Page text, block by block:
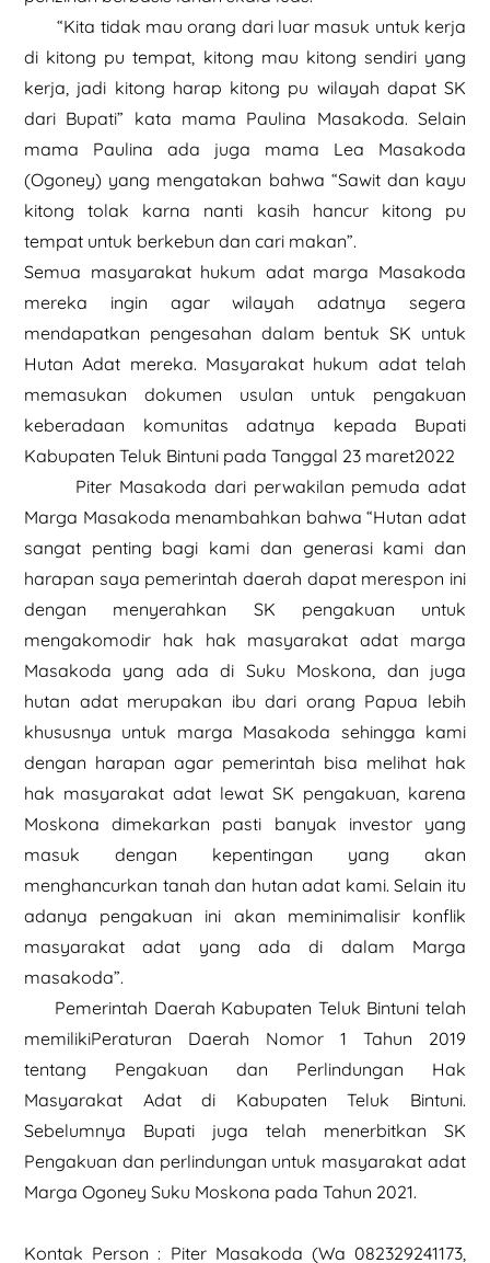
“Kita tidak mau orang dari luar masuk untuk kerja
di kitong pu tempat, kitong mau kitong sendiri yang
kerja, jadi kitong harap kitong pu wilayah dapat SK
dari Bupati” kata mama Paulina Masakoda. Selain
mama Paulina ada juga mama Lea Masakoda
(Ogoney) yang mengatakan bahwa “Sawit dan kayu
kitong tolak karna nanti kasih hancur kitong pu
tempat untuk berkebun dan cari makan”.
Semua masyarakat hukum adat marga Masakoda
mereka ingin agar wilayah adatnya segera
mendapatkan pengesahan dalam bentuk SK untuk
Hutan Adat mereka. Masyarakat hukum adat telah
memasukan dokumen usulan untuk pengakuan
keberadaan komunitas adatnya kepada Bupati
Kabupaten Teluk Bintuni pada Tanggal 23 maret2022
Piter Masakoda dari perwakilan pemuda adat
Marga Masakoda menambahkan bahwa “Hutan adat
sangat penting bagi kami dan generasi kami dan
harapan saya pemerintah daerah dapat merespon ini
dengan menyerahkan SK pengakuan untuk
mengakomodir hak hak masyarakat adat marga
Masakoda yang ada di Suku Moskona, dan juga
hutan adat merupakan ibu dari orang Papua lebih
khususnya untuk marga Masakoda sehingga kami
dengan harapan agar pemerintah bisa melihat hak
hak masyarakat adat lewat SK pengakuan, karena
Moskona dimekarkan pasti banyak investor yang
masuk dengan kepentingan yang akan
menghancurkan tanah dan hutan adat kami. Selain itu
adanya pengakuan ini akan meminimalisir konflik
masyarakat adat yang ada di dalam Marga
masakoda”.
Pemerintah Daerah Kabupaten Teluk Bintuni telah
memilikiPeraturan Daerah Nomor 1 Tahun 2019
tentang Pengakuan dan Perlindungan Hak
Masyarakat Adat di Kabupaten Teluk Bintuni.
Sebelumnya Bupati juga telah menerbitkan SK
Pengakuan dan perlindungan untuk masyarakat adat
Marga Ogoney Suku Moskona pada Tahun 2021.
Kontak Person : Piter Masakoda (Wa 082329241173,